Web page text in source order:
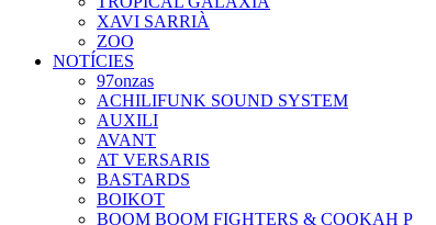
XAVI SARRIÀ
ZOO
NOTÍCIES
97onzas
ACHILIFUNK SOUND SYSTEM
AUXILI
AVANT
AT VERSARIS
BASTARDS
BOIKOT
BOOM BOOM FIGHTERS & COOKAH P